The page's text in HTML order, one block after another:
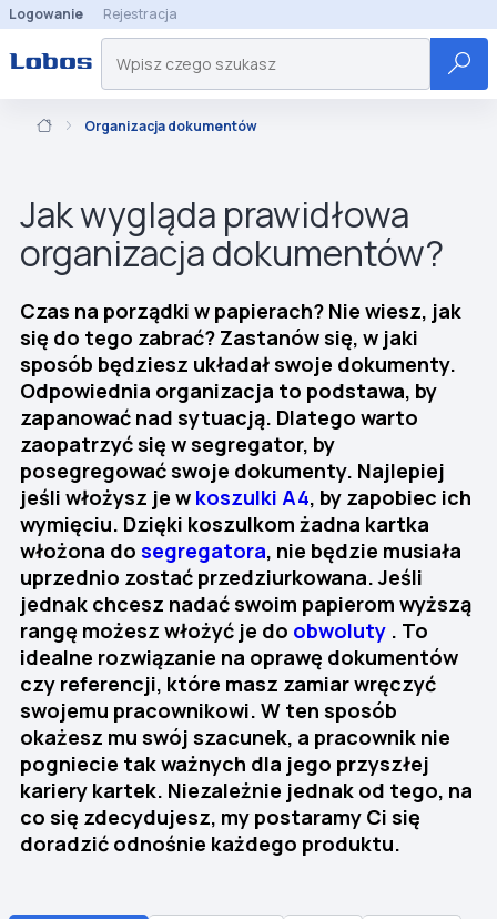
Logowanie Rejestracja
Organizacja dokumentów
Jak wygląda prawidłowa
organizacja dokumentów?
Czas na porządki w papierach? Nie wiesz, jak
się do tego zabrać? Zastanów się, w jaki
sposób będziesz układał swoje dokumenty.
Odpowiednia organizacja to podstawa, by
zapanować nad sytuacją. Dlatego warto
zaopatrzyć się w segregator, by
posegregować swoje dokumenty. Najlepiej
jeśli włożysz je w koszulki A4, by zapobiec ich
wymięciu. Dzięki koszulkom żadna kartka
włożona do segregatora, nie będzie musiała
uprzednio zostać przedziurkowana. Jeśli
jednak chcesz nadać swoim papierom wyższą
rangę możesz włożyć je do obwoluty . To
idealne rozwiązanie na oprawę dokumentów
czy referencji, które masz zamiar wręczyć
swojemu pracownikowi. W ten sposób
okażesz mu swój szacunek, a pracownik nie
pogniecie tak ważnych dla jego przyszłej
kariery kartek. Niezależnie jednak od tego, na
co się zdecydujesz, my postaramy Ci się
doradzić odnośnie każdego produktu.